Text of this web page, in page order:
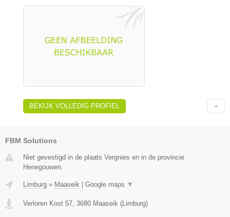
BEKIJK VOLLEDIG PROFIEL
FBM Solutions
Niet gevestigd in de plaats Vergnies en in de provincie
Henegouwen.
Limburg » Maaseik Google maps ▼
Verloren Kost 57, 3680 Maaseik (Limburg)